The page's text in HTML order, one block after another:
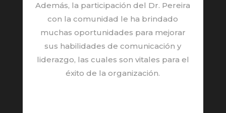
Además, la participación del Dr. Pereira
con la comunidad le ha brindado
muchas oportunidades para mejorar
sus habilidades de comunicación y
liderazgo, las cuales son vitales para el
éxito de la organización.